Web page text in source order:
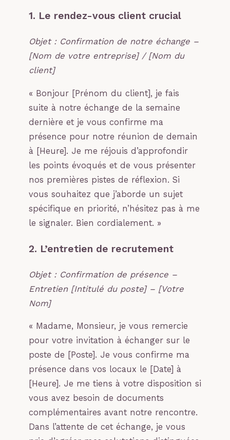
1. Le rendez-vous client crucial
Objet : Confirmation de notre échange –
[Nom de votre entreprise] / [Nom du
client]
« Bonjour [Prénom du client], je fais
suite à notre échange de la semaine
dernière et je vous confirme ma
présence pour notre réunion de demain
à [Heure]. Je me réjouis d’approfondir
les points évoqués et de vous présenter
nos premières pistes de réflexion. Si
vous souhaitez que j’aborde un sujet
spécifique en priorité, n’hésitez pas à me
le signaler. Bien cordialement. »
2. L’entretien de recrutement
Objet : Confirmation de présence –
Entretien [Intitulé du poste] – [Votre
Nom]
« Madame, Monsieur, je vous remercie
pour votre invitation à échanger sur le
poste de [Poste]. Je vous confirme ma
présence dans vos locaux le [Date] à
[Heure]. Je me tiens à votre disposition si
vous avez besoin de documents
complémentaires avant notre rencontre.
Dans l’attente de cet échange, je vous